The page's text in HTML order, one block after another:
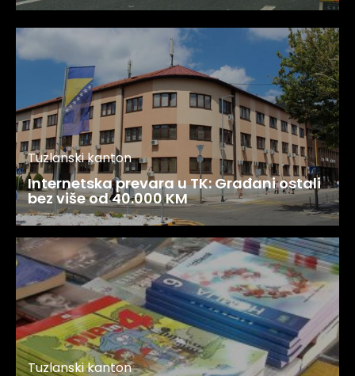
Tuzlanski kanton
Internetska prevara u TK: Građani ostali
bez više od 40.000 KM
Tuzlanski kanton